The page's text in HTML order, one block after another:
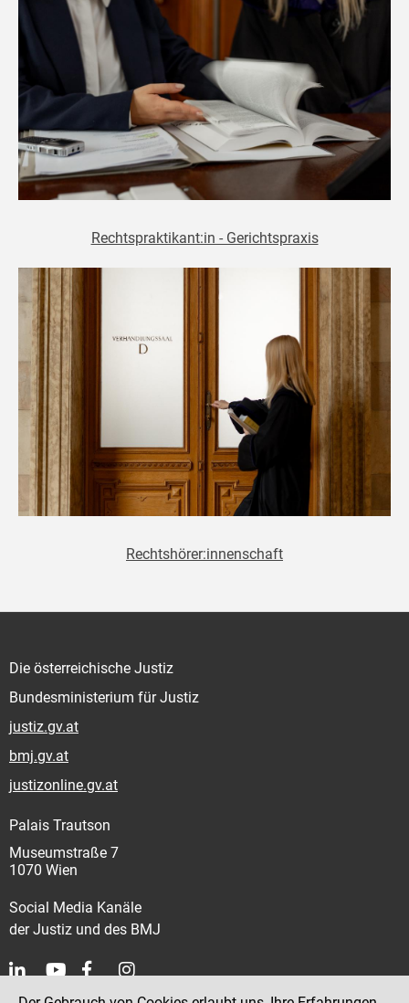
Rechtspraktikant:in - Gerichtspraxis
Rechtshörer:innenschaft
Die österreichische Justiz
Bundesministerium für Justiz
justiz.gv.at
bmj.gv.at
justizonline.gv.at
Palais Trautson
Museumstraße 7
1070 Wien
Social Media Kanäle
der Justiz und des BMJ